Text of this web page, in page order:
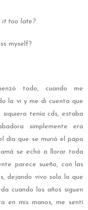
it too late?
myself?
todo, cuando me
la vi y me di cuenta que
tenía cds, estaba
simplemente era
día que se murió el papa
se echó a llorar toda
parece sueño, con las
dejando vivo solo lo que
cuando los años siguen
en mis manos, me sentí